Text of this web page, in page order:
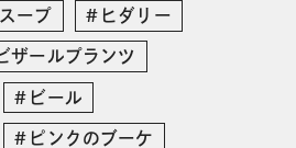
ープ ヒダリー
ザールプランツ
ビール
ピンクのブーケ